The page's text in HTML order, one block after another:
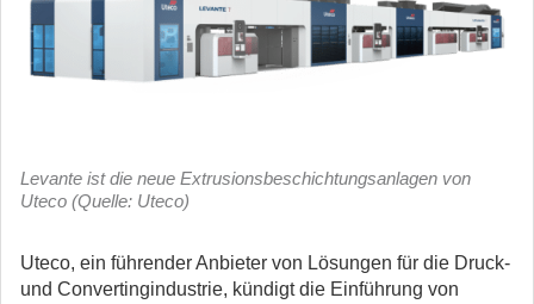
Levante ist die neue Extrusionsbeschichtungsanlagen von
Uteco (Quelle: Uteco)
Uteco, ein führender Anbieter von Lösungen für die Druck-
und Convertingindustrie, kündigt die Einführung von